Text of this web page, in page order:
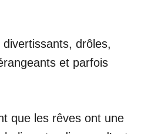
drôles,
et parfois
que les rêves ont une